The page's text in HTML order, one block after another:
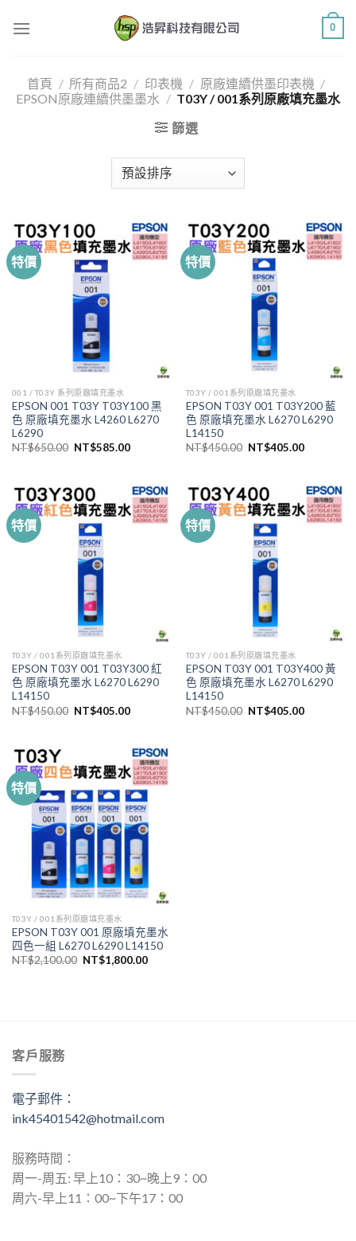
0
首頁 / 所有商品2 / 印表機 / 原廠連續供墨印表機 /
EPSON原廠連續供墨墨水 / T03Y / 001系列原廠填充墨水
篩選
特價
001 / T03Y 系列原廠填充墨水
EPSON 001 T03Y T03Y100 黑
色 原廠填充墨水 L4260 L6270
L6290
NT$650.00 原
NT$650.00。
NT$585.00目
NT$585.00。
特價
T03Y / 001系列原廠填充墨水
EPSON T03Y 001 T03Y200 藍
色 原廠填充墨水 L6270 L6290
L14150
NT$450.00 原
NT$450.00。
NT$405.00目
特價
T03Y / 001系列原廠填充墨水
EPSON T03Y 001 T03Y300 紅
色 原廠填充墨水 L6270 L6290
L14150
NT$450.00 原
NT$450.00。
NT$405.00目
NT$405.00。
特價
T03Y / 001系列原廠填充墨水
EPSON T03Y 001 T03Y400 黃
色 原廠填充墨水 L6270 L6290
L14150
NT$450.00 原
NT$405.00目
特價
T03Y / 001系列原廠填充墨水
EPSON T03Y 001 原廠填充墨水
四色一組 L6270 L6290 L14150
NT$2,100.00 原
NT$1,800.00目
客戶服務
電子郵件：
ink45401542@hotmail.com
服務時間：
周一-周五: 早上10：30~晚上9：00
周六-早上11：00~下午17：00